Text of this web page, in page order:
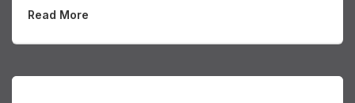
Read More